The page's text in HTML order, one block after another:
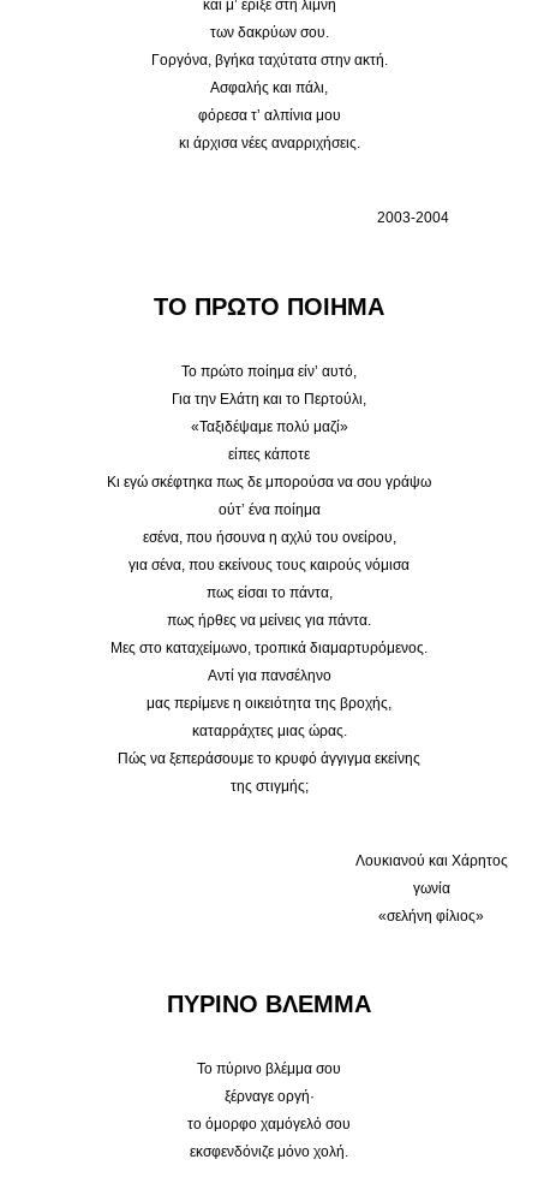
και μ’ έριξε στη λίμνη
των δακρύων σου.
Γοργόνα, βγήκα ταχύτατα στην ακτή.
Ασφαλής και πάλι,
φόρεσα τ’ αλπίνια μου
κι άρχισα νέες αναρριχήσεις.
2003-2004
ΤΟ ΠΡΩΤΟ ΠΟΙΗΜΑ
Το πρώτο ποίημα είν’ αυτό,
Για την Ελάτη και το Περτούλι,
«Ταξιδέψαμε πολύ μαζί»
είπες κάποτε
Κι εγώ σκέφτηκα πως δε μπορούσα να σου γράψω
ούτ’ ένα ποίημα
εσένα, που ήσουνα η αχλύ του ονείρου,
για σένα, που εκείνους τους καιρούς νόμισα
πως είσαι το πάντα,
πως ήρθες να μείνεις για πάντα.
Μες στο καταχείμωνο, τροπικά διαμαρτυρόμενος.
Αντί για πανσέληνο
μας περίμενε η οικειότητα της βροχής,
καταρράχτες μιας ώρας.
Πώς να ξεπεράσουμε το κρυφό άγγιγμα εκείνης
της στιγμής;
Λουκιανού και Χάρητος
γωνία
«σελήνη φίλιος»
ΠΥΡΙΝΟ ΒΛΕΜΜΑ
Το πύρινο βλέμμα σου
ξέρναγε οργή·
το όμορφο χαμόγελό σου
εκσφενδόνιζε μόνο χολή.